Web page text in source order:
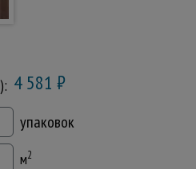
): 4 581 ₽
упаковок
м2